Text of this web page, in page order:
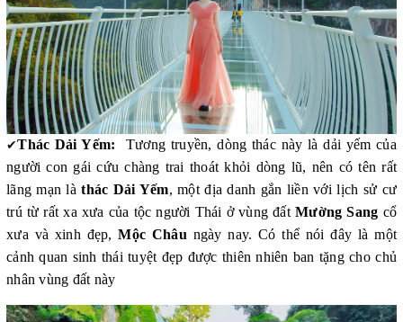
✔Thác Dải Yếm:
Tương truyền, dòng thác này là dải yếm của
người con gái cứu chàng trai thoát khỏi dòng lũ, nên có tên rất
lãng mạn làthác Dải Yếm, một địa danh gắn liền với lịch sử cư
trú từ rất xa xưa của tộc người Thái ở vùng đấtMường Sang cổ
xưa và xinh đẹp,Mộc Châu ngày nay. Có thể nói đây là một
cảnh quan sinh thái tuyệt đẹp được thiên nhiên ban tặng cho chủ
nhân vùng đất này